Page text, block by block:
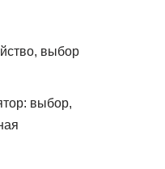
выбор
выбор,